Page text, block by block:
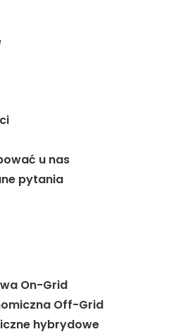
u nas
pytania
On-Grid
Off-Grid
hybrydowe